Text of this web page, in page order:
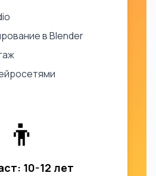
в Blender
👦
10-12 лет